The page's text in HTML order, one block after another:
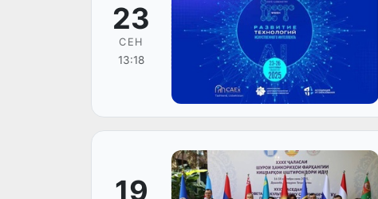
23
СЕН
13:18
19